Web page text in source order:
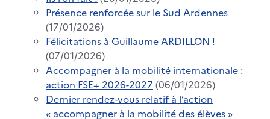
Présence renforcée sur le Sud Ardennes
(17/01/2026)
Félicitations à Guillaume ARDILLON !
(07/01/2026)
Accompagner à la mobilité internationale :
action FSE+ 2026-2027 (06/01/2026)
Dernier rendez-vous relatif à l’action
« accompagner à la mobilité des élèves »